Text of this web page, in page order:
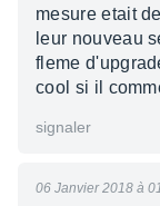
mesure etait
leur nouveau
fleme
cool si il
signaler
06 Janvier 2018 à